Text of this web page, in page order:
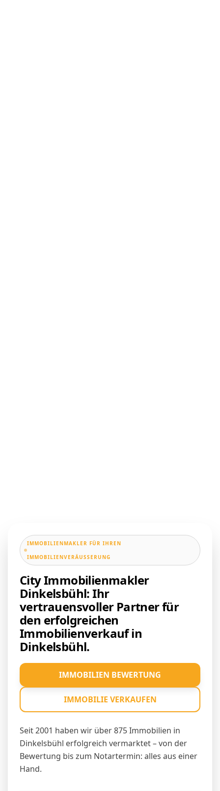
IMMOBILIENMAKLER FÜR IHREN
IMMOBILIENVERÄUSSERUNG
City Immobilienmakler
Dinkelsbühl: Ihr
vertrauensvoller Partner für
den erfolgreichen
Immobilienverkauf in
Dinkelsbühl.
Seit 2001 haben wir über 875 Immobilien in
Dinkelsbühl erfolgreich vermarktet – von der
Bewertung bis zum Notartermin: alles aus einer
Hand.
IMMOBILIEN BEWERTUNG
IMMOBILIE VERKAUFEN